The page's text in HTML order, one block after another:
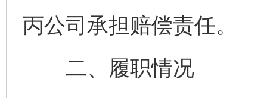
丙公司承担赔偿责任。
二、履职情况